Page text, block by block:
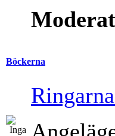
Böckerna